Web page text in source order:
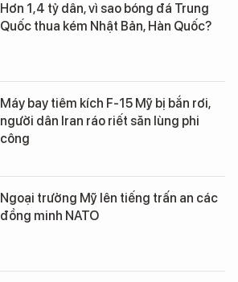
Hơn 1,4 tỷ dân, vì sao bóng đá Trung
Quốc thua kém Nhật Bản, Hàn Quốc?
Máy bay tiêm kích F-15 Mỹ bị bắn rơi,
người dân Iran ráo riết săn lùng phi
công
Ngoại trưởng Mỹ lên tiếng trấn an các
đồng minh NATO